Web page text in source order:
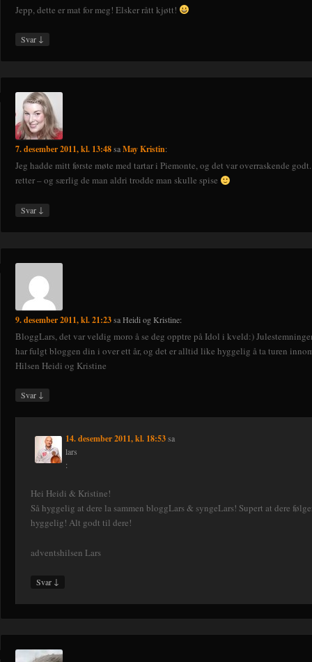
Jepp, dette er mat for meg! Elsker rått kjøtt!
Svar ↓
7. desember 2011, kl. 13:48saMay Kristin:
Jeg hadde mitt første møte med tartar i Piemonte, og det var overraskende
retter – og særlig de man aldri trodde man skulle spise
Svar ↓
9. desember 2011, kl. 21:23saHeidi og Kristine:
BloggLars, det var veldig moro å se deg opptre på Idol i kveld:)
har fulgt bloggen din i over ett år, og det er alltid like hyggelig å ta turen
Hilsen Heidi og Kristine
Svar ↓
14. desember 2011, kl. 18:53 sa
lars
:
Hei Heidi & Kristine!
Så hyggelig at dere la sammen bloggLars & syngeLars! Supert at dere
hyggelig! Alt godt til dere!
adventshilsen Lars
Svar ↓